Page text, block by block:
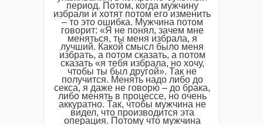
период. Потом, когда мужчину
избрали и хотят потом его изменить
– то это ошибка. Мужчина потом
говорит: «Я не понял, зачем мне
меняться, ты меня избрала, я
лучший. Какой смысл было меня
избрать, а потом сказать, а потом
сказать «я тебя избрала, но хочу,
чтобы ты был другой». Так не
получится. Менять надо либо до
секса, я даже не говорю – до брака,
либо менять в процессе, но очень
аккуратно. Так, чтобы мужчина не
видел, что производится эта
операция. Потому что мужчина